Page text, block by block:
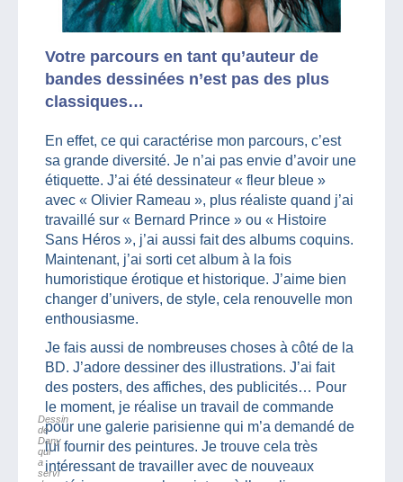
Votre parcours en tant qu’auteur de
bandes dessinées n’est pas des plus
classiques…
En effet, ce qui caractérise mon parcours, c’est
sa grande diversité. Je n’ai pas envie d’avoir une
étiquette. J’ai été dessinateur « fleur bleue »
avec « Olivier Rameau », plus réaliste quand j’ai
travaillé sur « Bernard Prince » ou « Histoire
Sans Héros », j’ai aussi fait des albums coquins.
Maintenant, j’ai sorti cet album à la fois
humoristique érotique et historique. J’aime bien
changer d’univers, de style, cela renouvelle mon
enthousiasme.
Je fais aussi de nombreuses choses à côté de la
BD. J’adore dessiner des illustrations. J’ai fait
des posters, des affiches, des publicités… Pour
le moment, je réalise un travail de commande
pour une galerie parisienne qui m’a demandé de
lui fournir des peintures. Je trouve cela très
intéressant de travailler avec de nouveaux
Dessin
de
Dany
qui
a
servi